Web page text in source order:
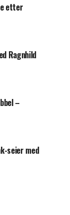
etter
Ragnhild
–
seier med